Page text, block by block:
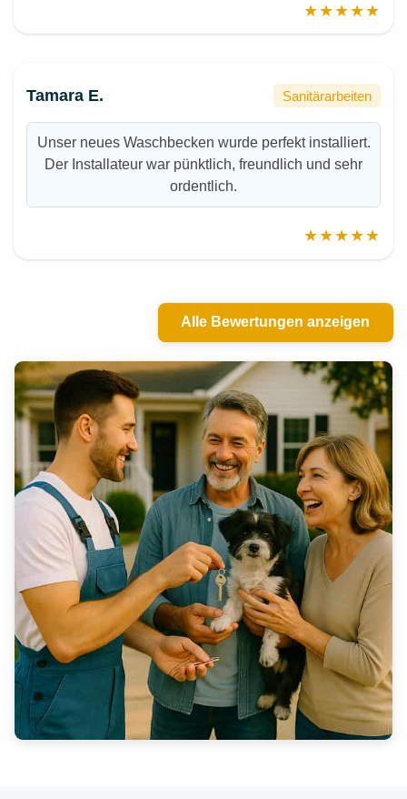
★★★★★
Tamara E. Sanitärarbeiten
Unser neues Waschbecken wurde perfekt installiert.
Der Installateur war pünktlich, freundlich und sehr
ordentlich.
★★★★★
Alle Bewertungen anzeigen